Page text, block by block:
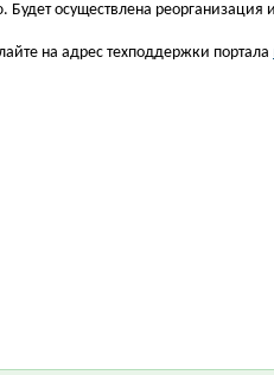
Будет осуществлена реорганизация
на адрес техподдержки портала